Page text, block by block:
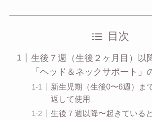
目次
生後７週（生後２ヶ月目）以
「ヘッド＆ネックサポート」
新生児期（生後0〜6週）ま
返して使用
生後７週以降〜起きている